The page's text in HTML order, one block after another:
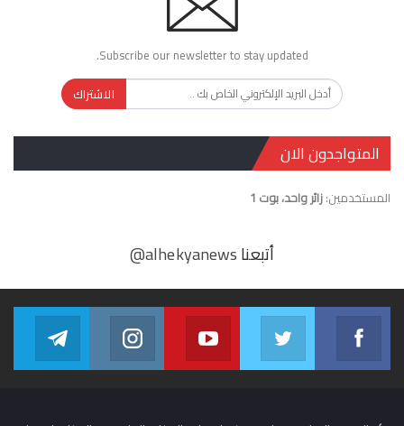
Subscribe our newsletter to stay updated.
الاشتراك
المتواجدون الان
المستخدمين:زائر واحد، بوت 1
أتبعنا@alhekyanews
Facebook
Join us on Facebook
Twitter
Join us on Twitter
Youtube
Join us on Youtube
alhekyanews
us on Instagram